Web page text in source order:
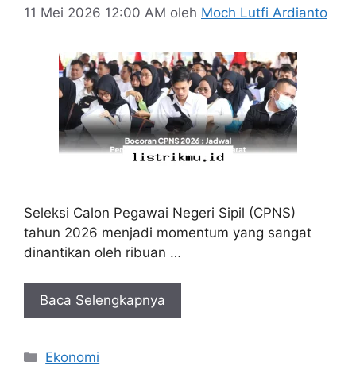
11 Mei 2026 12:00 AM oleh Moch Lutfi Ardianto
Seleksi Calon Pegawai Negeri Sipil (CPNS)
tahun 2026 menjadi momentum yang sangat
dinantikan oleh ribuan …
Baca Selengkapnya
Kategori
Ekonomi